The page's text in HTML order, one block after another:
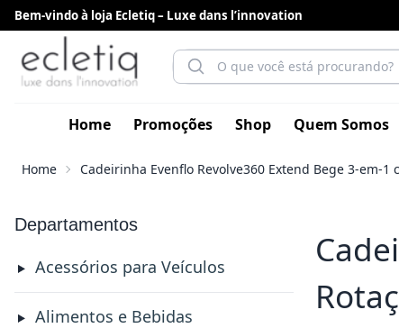
Bem-vindo à loja Ecletiq – Luxe dans l’innovation
Home Promoções Shop Quem Somos
Home Cadeirinha Evenflo Revolve360 Extend Bege 3-em-1
Departamentos
Acessórios para Veículos
Alimentos e Bebidas